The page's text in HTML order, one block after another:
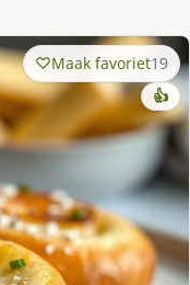
Maak favoriet19
👍